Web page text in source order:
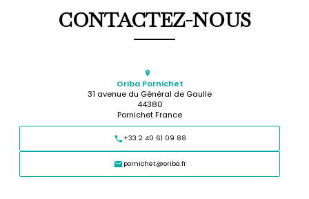
CONTACTEZ-NOUS
Oriba Pornichet
31 avenue du Général de Gaulle
44380
Pornichet France
+33 2 40 61 09 88
pornichet@oriba.fr